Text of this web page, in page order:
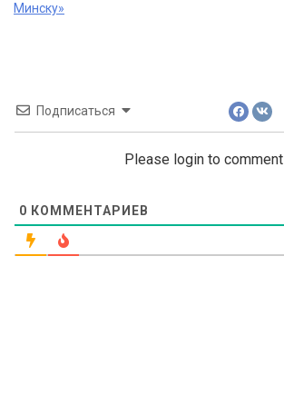
Минску»
Подписаться
Please login to comment
0 КОММЕНТАРИЕВ